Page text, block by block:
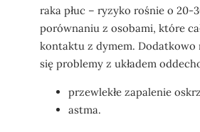
raka płuc – ryzyko rośnie o 20-
porównaniu z osobami, które
kontaktu z dymem. Dodatkowo
się problemy z układem
przewlekłe zapalenie
astma.